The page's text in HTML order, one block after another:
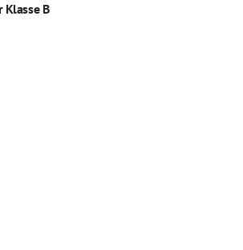
Klasse B